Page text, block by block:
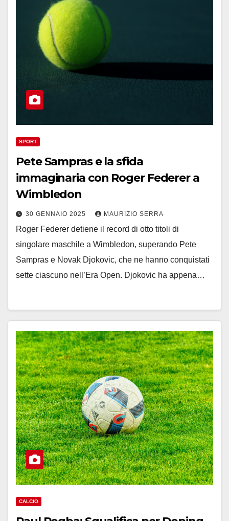
SPORT
Pete Sampras e la sfida
immaginaria con Roger Federer a
Wimbledon
30 GENNAIO 2025 MAURIZIO SERRA
Roger Federer detiene il record di otto titoli di
singolare maschile a Wimbledon, superando Pete
Sampras e Novak Djokovic, che ne hanno conquistati
sette ciascuno nell’Era Open. Djokovic ha appena…
CALCIO